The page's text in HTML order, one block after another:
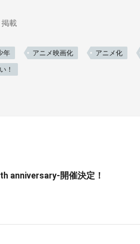
掲載
年 アニメ映画化 アニメ化
！
anniversary-開催決定！